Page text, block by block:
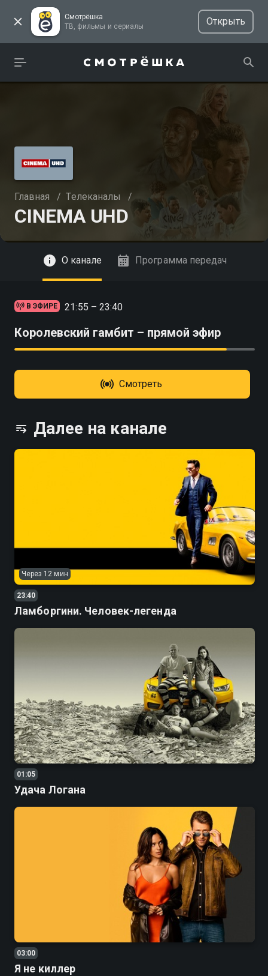
Смотрёшка
ТВ, фильмы и сериалы
Открыть
Главная / Телеканалы /
CINEMA UHD
Смотреть
О канале Программа передач
В ЭФИРЕ 21:55 – 23:40
Королевский гамбит – прямой эфир
Смотреть
Далее на канале
Через 12 мин
23:40
Ламборгини. Человек-легенда
01:05
Удача Логана
03:00
Я не киллер